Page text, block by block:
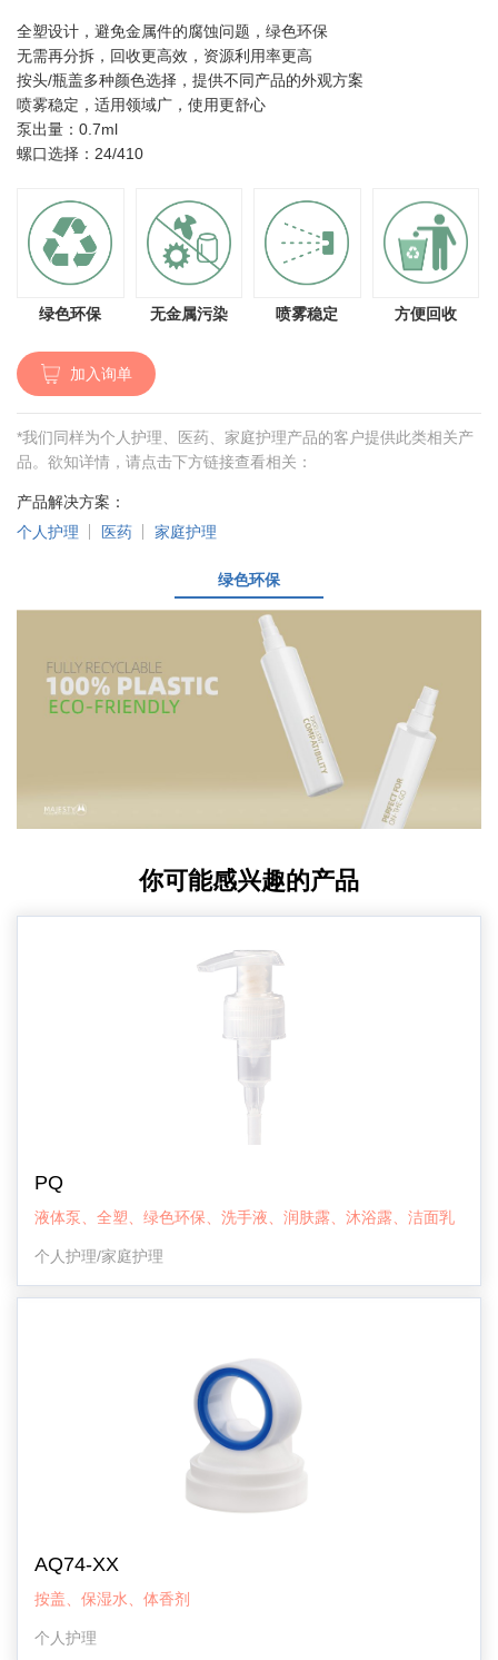
全塑设计，避免金属件的腐蚀问题，绿色环保
无需再分拆，回收更高效，资源利用率更高
按头/瓶盖多种颜色选择，提供不同产品的外观方案
喷雾稳定，适用领域广，使用更舒心
泵出量：0.7ml
螺口选择：24/410
绿色环保 无金属污染 喷雾稳定 方便回收
加入询单
*我们同样为个人护理、医药、家庭护理产品的客户提供此类相关产
品。欲知详情，请点击下方链接查看相关：
产品解决方案：
个人护理
医药 家庭护理
绿色环保
你可能感兴趣的产品
PQ
液体泵、全塑、绿色环保、洗手液、润肤露、沐浴露、洁面乳
个人护理/家庭护理
AQ74-XX
按盖、保湿水、体香剂
个人护理